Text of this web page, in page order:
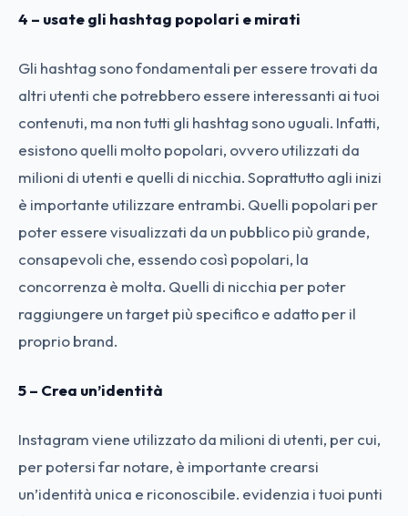
4 – usate gli hashtag popolari e mirati
Gli hashtag sono fondamentali per essere trovati da
altri utenti che potrebbero essere interessanti ai tuoi
contenuti, ma non tutti gli hashtag sono uguali. Infatti,
esistono quelli molto popolari, ovvero utilizzati da
milioni di utenti e quelli di nicchia. Soprattutto agli inizi
è importante utilizzare entrambi. Quelli popolari per
poter essere visualizzati da un pubblico più grande,
consapevoli che, essendo così popolari, la
concorrenza è molta. Quelli di nicchia per poter
raggiungere un target più specifico e adatto per il
proprio brand.
5 – Crea un’identità
Instagram viene utilizzato da milioni di utenti, per cui,
per potersi far notare, è importante crearsi
un’identità unica e riconoscibile. evidenzia i tuoi punti